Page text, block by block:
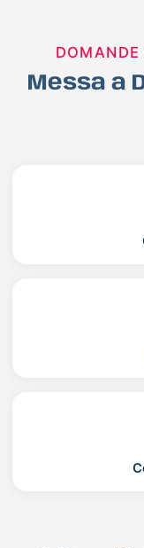
Messa a